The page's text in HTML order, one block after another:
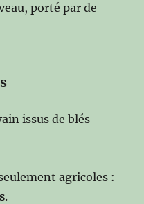
porté par de
issus de blés
agricoles :
.